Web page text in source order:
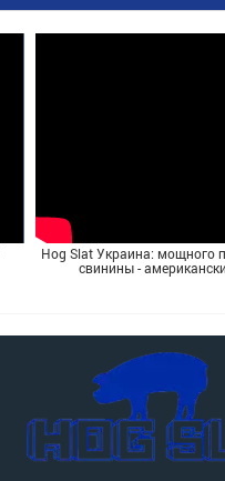
Hog Slat Украина: мощного
свинины -